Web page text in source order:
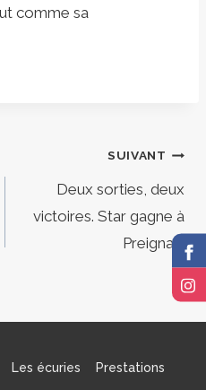
comme sa
SUIVANT
Deux sorties, deux
victoires. Star gagne à
Preignan.
Les écuries Prestations